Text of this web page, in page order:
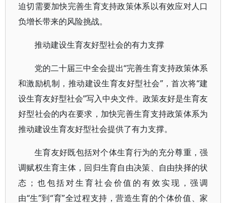
迫切需要加快完善生育支持政策体系以有效应对人口
负增长带来的风险挑战。
推动建设生育友好型社会的有力支撑
党的二十届三中全会提出“完善生育支持政策体系
和激励机制，推动建设生育友好型社会”，首次将“建
设生育友好型社会”写入中央文件。政策友好是生育友
好型社会的内在要求，加快完善生育支持政策体系为
推动建设生育友好型社会提供了有力支撑。
生育友好既包括对个体生育行为的充分尊重，强
调赋权生育主体，回归生育自由决策、自由抉择的状
态；也包括对生育社会价值的有效实现，强调
由“生”到“育”全过程支持，营造生育的个体价值、家